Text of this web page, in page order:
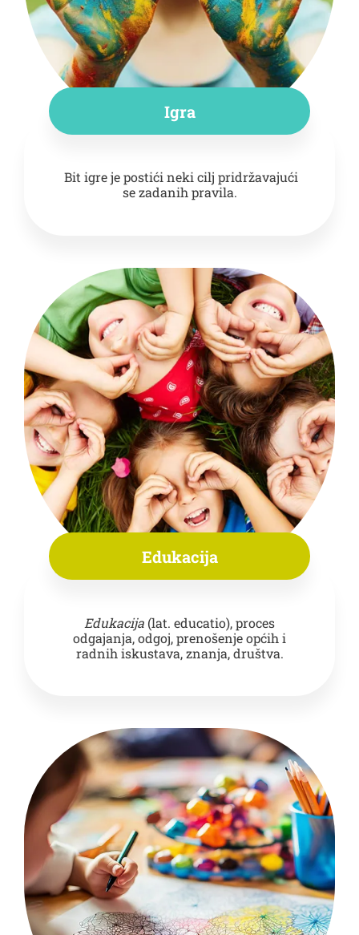
Igra
Bit igre je postići neki cilj pridržavajući
se zadanih pravila.
Edukacija
Edukacija (lat. educatio), proces
odgajanja, odgoj, prenošenje općih i
radnih iskustava, znanja, društva.